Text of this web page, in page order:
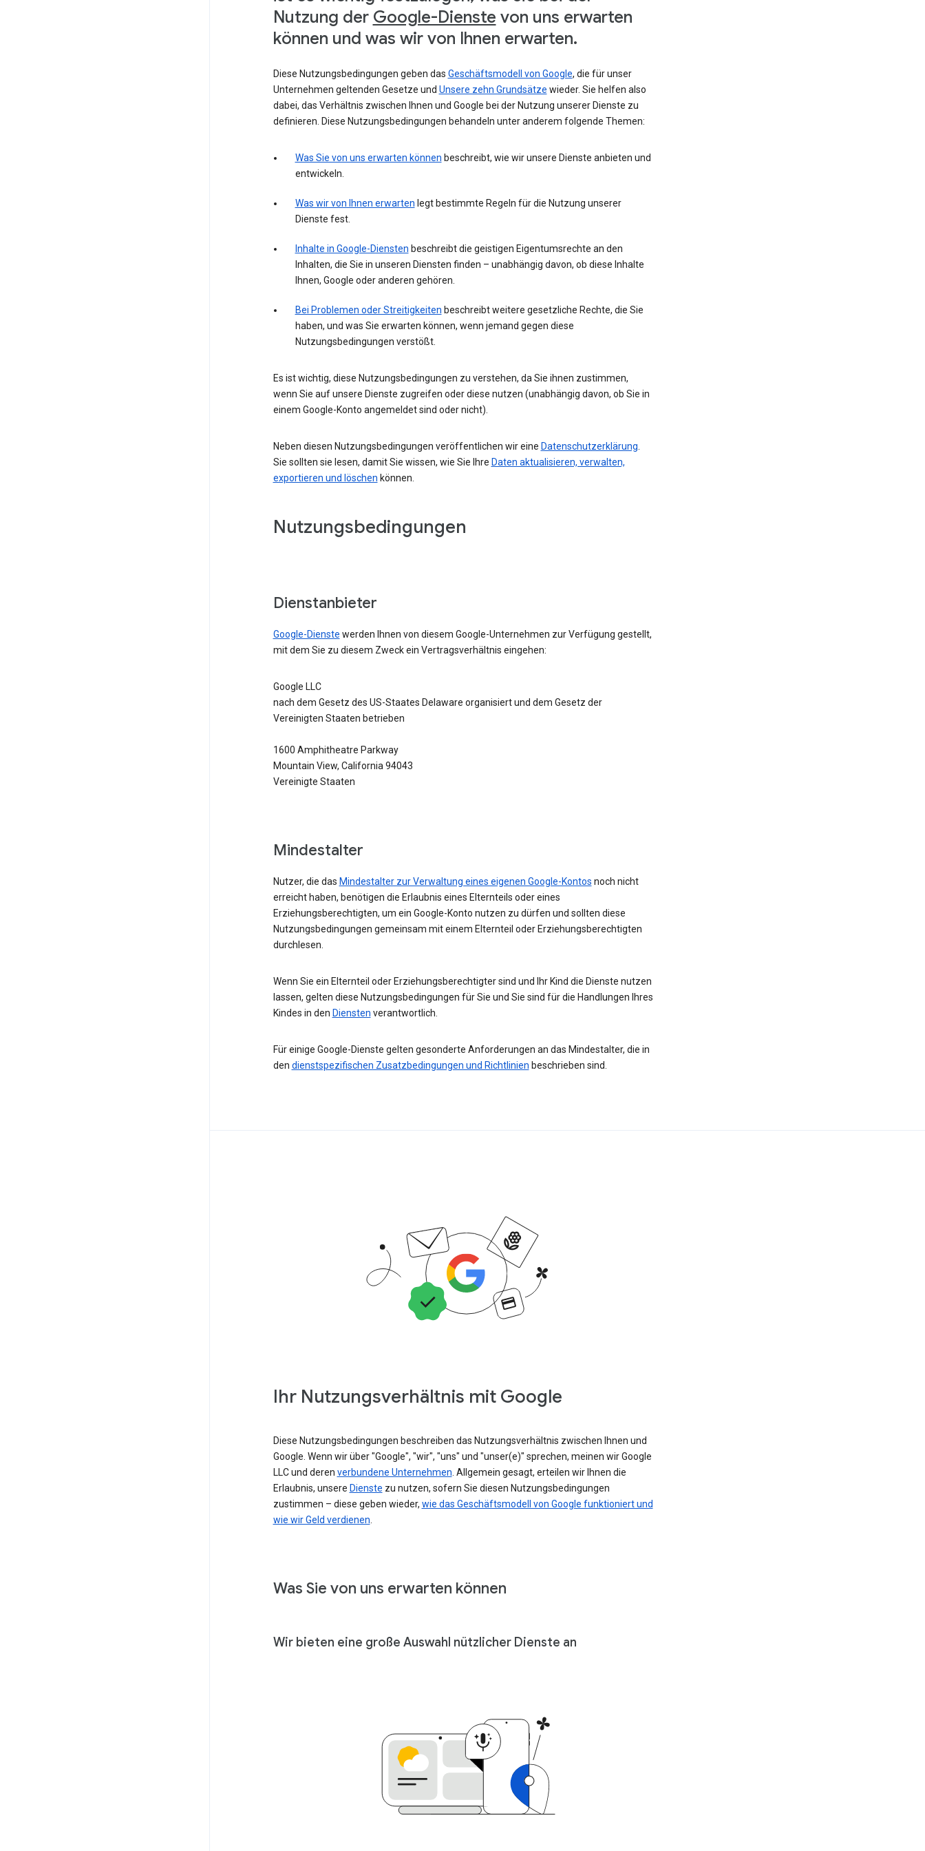
Nutzung der Google-Dienste von uns erwarten
können und was wir von Ihnen erwarten.
Diese Nutzungsbedingungen geben das Geschäftsmodell von Google, die für unser
Unternehmen geltenden Gesetze und Unsere zehn Grundsätze wieder. Sie helfen also
dabei, das Verhältnis zwischen Ihnen und Google bei der Nutzung unserer Dienste zu
definieren. Diese Nutzungsbedingungen behandeln unter anderem folgende Themen:
Was Sie von uns erwarten können beschreibt, wie wir unsere Dienste anbieten und
entwickeln.
Was wir von Ihnen erwarten legt bestimmte Regeln für die Nutzung unserer
Dienste fest.
Inhalte in Google-Diensten beschreibt die geistigen Eigentumsrechte an den
Inhalten, die Sie in unseren Diensten finden – unabhängig davon, ob diese Inhalte
Ihnen, Google oder anderen gehören.
Bei Problemen oder Streitigkeiten beschreibt weitere gesetzliche Rechte, die Sie
haben, und was Sie erwarten können, wenn jemand gegen diese
Nutzungsbedingungen verstößt.
Es ist wichtig, diese Nutzungsbedingungen zu verstehen, da Sie ihnen zustimmen,
wenn Sie auf unsere Dienste zugreifen oder diese nutzen (unabhängig davon, ob Sie in
einem Google-Konto angemeldet sind oder nicht).
Neben diesen Nutzungsbedingungen veröffentlichen wir eine Datenschutzerklärung
Sie sollten sie lesen, damit Sie wissen, wie Sie Ihre Daten aktualisieren, verwalten,
exportieren und löschen können.
Nutzungsbedingungen
Dienstanbieter
Google-Dienste werden Ihnen von diesem Google-Unternehmen zur Verfügung gestellt,
mit dem Sie zu diesem Zweck ein Vertragsverhältnis eingehen:
Google LLC
nach dem Gesetz des US-Staates Delaware organisiert und dem Gesetz der
Vereinigten Staaten betrieben
1600 Amphitheatre Parkway
Mountain View, California 94043
Vereinigte Staaten
Mindestalter
Nutzer, die das Mindestalter zur Verwaltung eines eigenen Google-Kontos noch nicht
erreicht haben, benötigen die Erlaubnis eines Elternteils oder eines
Erziehungsberechtigten, um ein Google-Konto nutzen zu dürfen und sollten diese
Nutzungsbedingungen gemeinsam mit einem Elternteil oder Erziehungsberechtigten
durchlesen.
Wenn Sie ein Elternteil oder Erziehungsberechtigter sind und Ihr Kind die Dienste nutzen
lassen, gelten diese Nutzungsbedingungen für Sie und Sie sind für die Handlungen Ihres
Kindes in den Diensten verantwortlich.
Für einige Google-Dienste gelten gesonderte Anforderungen an das Mindestalter, die in
den dienstspezifischen Zusatzbedingungen und Richtlinien beschrieben sind.
Ihr Nutzungsverhältnis mit Google
Diese Nutzungsbedingungen beschreiben das Nutzungsverhältnis zwischen Ihnen und
Google. Wenn wir über "Google", "wir", "uns" und "unser(e)" sprechen, meinen wir Google
LLC und deren verbundene Unternehmen. Allgemein gesagt, erteilen wir Ihnen die
Erlaubnis, unsere Dienste zu nutzen, sofern Sie diesen Nutzungsbedingungen
zustimmen – diese geben wieder, wie das Geschäftsmodell von Google funktioniert und
wie wir Geld verdienen.
Was Sie von uns erwarten können
Wir bieten eine große Auswahl nützlicher Dienste an